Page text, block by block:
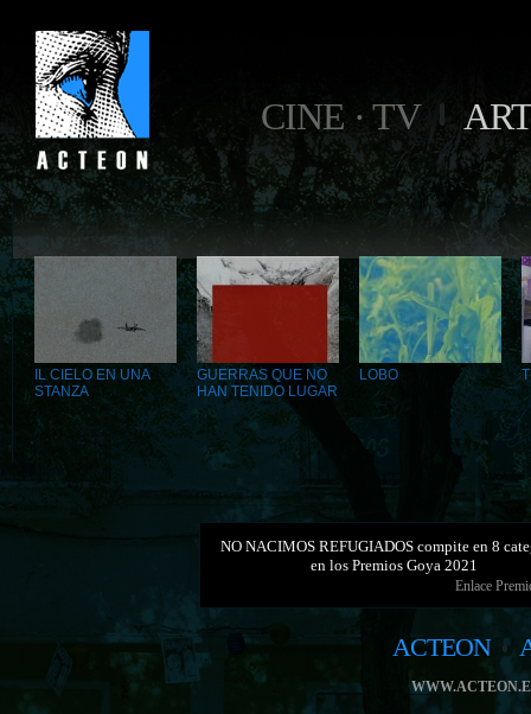
CINE · TV
IL CIELO EN UNA
STANZA
GUERRAS QUE NO
HAN TENIDO LUGAR
LOBO
NO NACIMOS REFUGIADOS compite en 8
en los Premios Goya 2021
Enlace
ACTEON